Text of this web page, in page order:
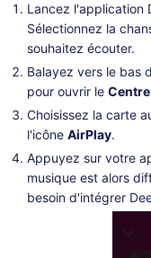
Lancez l'application
Sélectionnez la
souhaitez écouter.
Balayez vers le bas
pour ouvrir le
Choisissez la carte
l'icône AirPlay.
Appuyez sur votre
musique est alors
besoin d'intégrer